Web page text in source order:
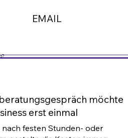
EMAIL
möchte
erst einmal
festen Stunden- oder